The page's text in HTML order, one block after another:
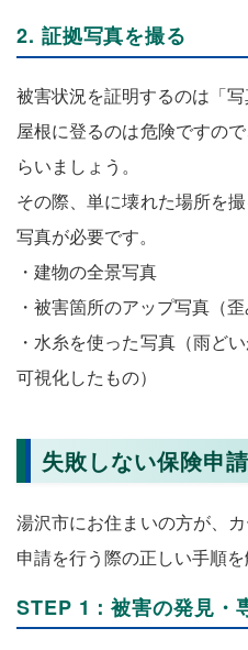
2. 証拠写真を撮る
被害状況を証明するのは「写
屋根に登るのは危険ですの
らいましょう。
その際、単に壊れた場所を
写真が必要です。
・建物の全景写真
・被害箇所のアップ写真（
・水糸を使った写真（雨ど
可視化したもの）
失敗しない保険申
湯沢市にお住まいの方が、
申請を行う際の正しい手順を
STEP 1：被害の発見・